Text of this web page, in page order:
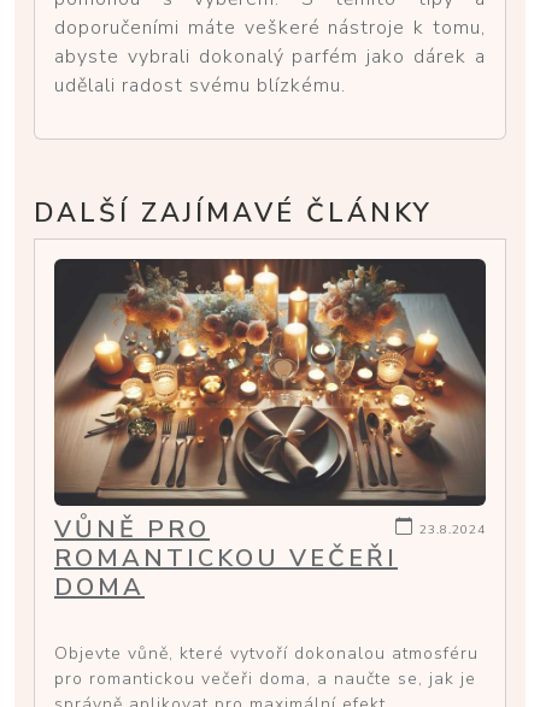
doporučeními máte veškeré nástroje k tomu,
abyste vybrali dokonalý parfém jako dárek a
udělali radost svému blízkému.
DALŠÍ ZAJÍMAVÉ ČLÁNKY
23.8.2024
VŮNĚ PRO
ROMANTICKOU VEČEŘI
DOMA
Objevte vůně, které vytvoří dokonalou atmosféru
pro romantickou večeři doma, a naučte se, jak je